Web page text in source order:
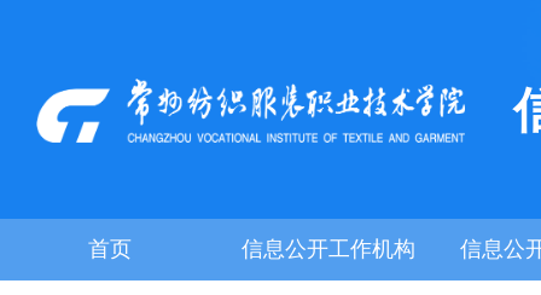
首页 信息公开工作机构 信息公